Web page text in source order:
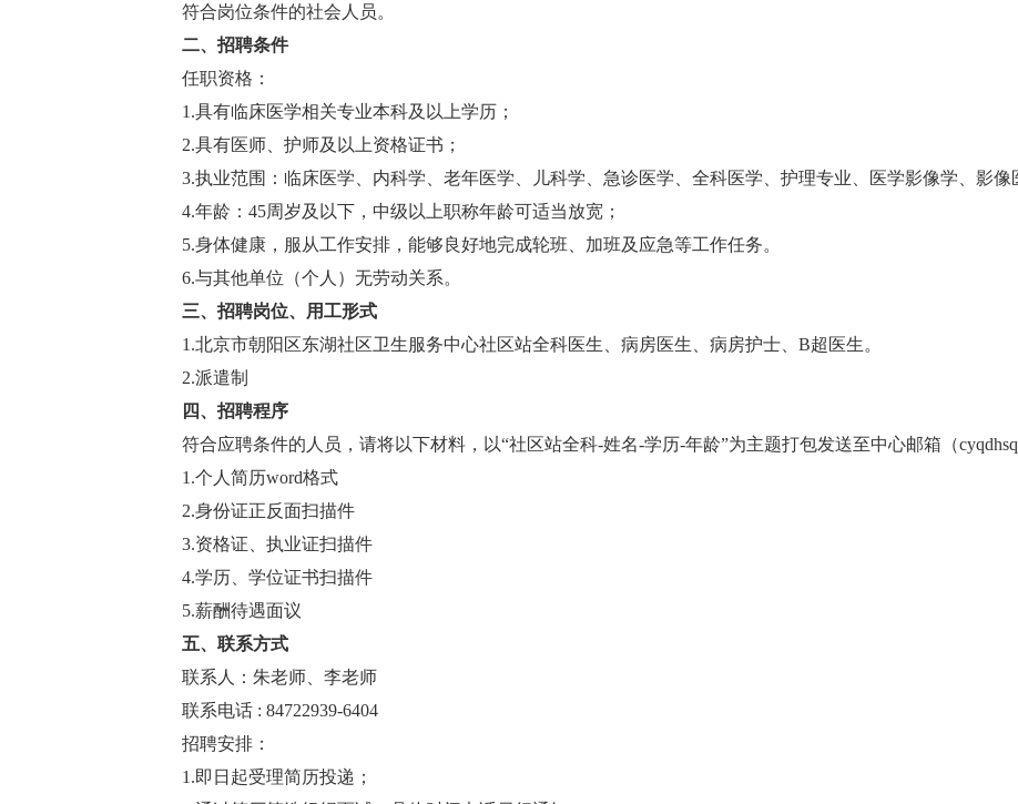
符合岗位条件的社会人员。
二、招聘条件
任职资格：
1.具有临床医学相关专业本科及以上学历；
2.具有医师、护师及以上资格证书；
3.执业范围：临床医学、内科学、老年医学、儿科学、急诊医学、全科医学、护理专业、医学影像学、影像
4.年龄：45周岁及以下，中级以上职称年龄可适当放宽；
5.身体健康，服从工作安排，能够良好地完成轮班、加班及应急等工作任务。
6.与其他单位（个人）无劳动关系。
三、招聘岗位、用工形式
1.北京市朝阳区东湖社区卫生服务中心社区站全科医生、病房医生、病房护士、B超医生。
2.派遣制
四、招聘程序
符合应聘条件的人员，请将以下材料，以“社区站全科-姓名-学历-年龄”为主题打包发送至中心邮箱（
1.个人简历word格式
2.身份证正反面扫描件
3.资格证、执业证扫描件
4.学历、学位证书扫描件
5.薪酬待遇面议
五、联系方式
联系人：朱老师、李老师
联系电话 : 84722939-6404
招聘安排：
1.即日起受理简历投递；